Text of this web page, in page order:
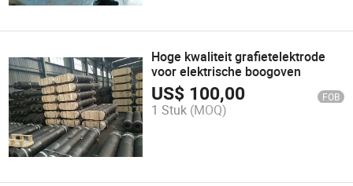
Hoge kwaliteit grafietelektrode
voor elektrische boogoven
US$ 100,00 FOB
1 Stuk (MOQ)